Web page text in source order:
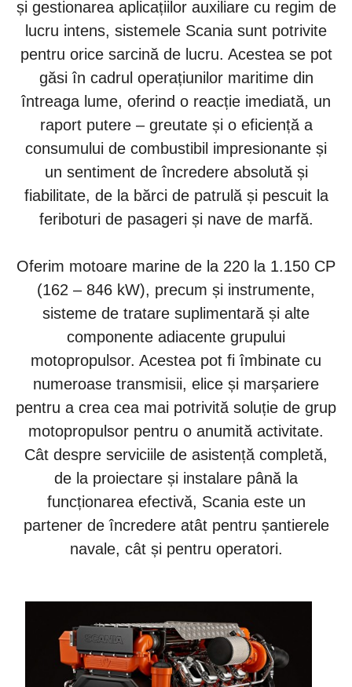
și gestionarea aplicațiilor auxiliare cu regim de
lucru intens, sistemele Scania sunt potrivite
pentru orice sarcină de lucru. Acestea se pot
găsi în cadrul operațiunilor maritime din
întreaga lume, oferind o reacție imediată, un
raport putere – greutate și o eficiență a
consumului de combustibil impresionante și
un sentiment de încredere absolută și
fiabilitate, de la bărci de patrulă și pescuit la
feriboturi de pasageri și nave de marfă.
Oferim motoare marine de la 220 la 1.150 CP
(162 – 846 kW), precum și instrumente,
sisteme de tratare suplimentară și alte
componente adiacente grupului
motopropulsor. Acestea pot fi îmbinate cu
numeroase transmisii, elice și marșariere
pentru a crea cea mai potrivită soluție de grup
motopropulsor pentru o anumită activitate.
Cât despre serviciile de asistență completă,
de la proiectare și instalare până la
funcționarea efectivă, Scania este un
partener de încredere atât pentru șantierele
navale, cât și pentru operatori.